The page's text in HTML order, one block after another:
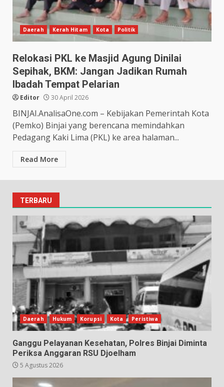
Daerah Kerah Hitam Kota Politik
Relokasi PKL ke Masjid Agung Dinilai
Sepihak, BKM: Jangan Jadikan Rumah
Ibadah Tempat Pelarian
Editor 30 April 2026
BINJAI.AnalisaOne.com – Kebijakan Pemerintah Kota
(Pemko) Binjai yang berencana memindahkan
Pedagang Kaki Lima (PKL) ke area halaman...
Read More
TERBARU
Daerah Hukum Korupsi Kota Peristiwa
Ganggu Pelayanan Kesehatan, Polres Binjai Diminta
Periksa Anggaran RSU Djoelham
5 Agustus 2026